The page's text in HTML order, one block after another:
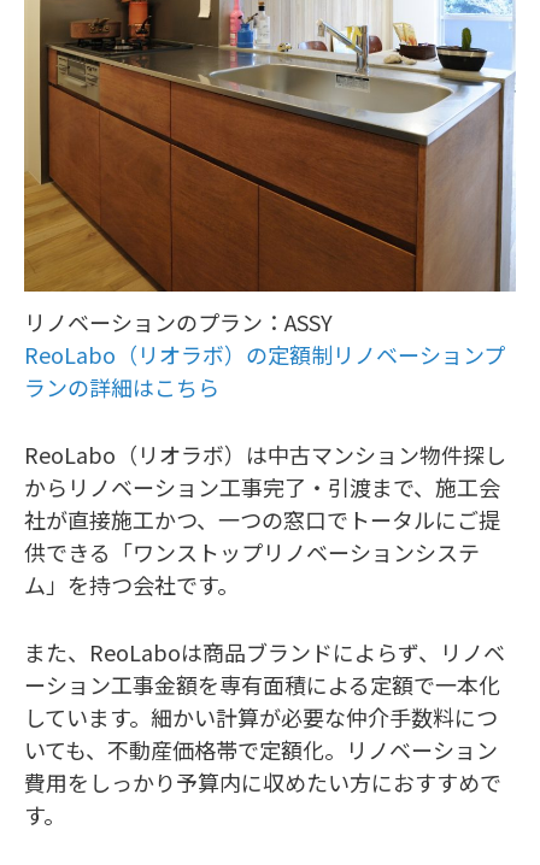
リノベーションのプラン：ASSY
ReoLabo（リオラボ）の定額制リノベーションプ
ランの詳細はこちら
ReoLabo（リオラボ）は中古マンション物件探し
からリノベーション工事完了・引渡まで、施工会
社が直接施工かつ、一つの窓口でトータルにご提
供できる「ワンストップリノベーションシステ
ム」を持つ会社です。
また、ReoLaboは商品ブランドによらず、リノベ
ーション工事金額を専有面積による定額で一本化
しています。細かい計算が必要な仲介手数料につ
いても、不動産価格帯で定額化。リノベーション
費用をしっかり予算内に収めたい方におすすめで
す。